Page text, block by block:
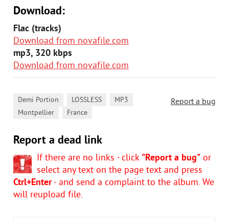
Download:
Flac (tracks)
Download from novafile.com
mp3, 320 kbps
Download from novafile.com
Report a bug
Demi Portion LOSSLESS MP3
Montpellier France
Report a dead link
If there are no links - click "Report a bug" or
select any text on the page text and press
Ctrl+Enter- and send a complaint to the album. We
will reupload file.